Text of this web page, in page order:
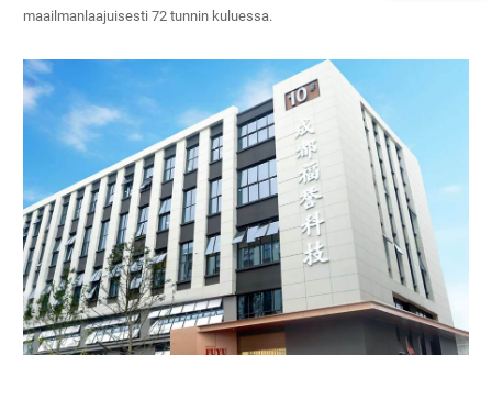
maailmanlaajuisesti 72 tunnin kuluessa.